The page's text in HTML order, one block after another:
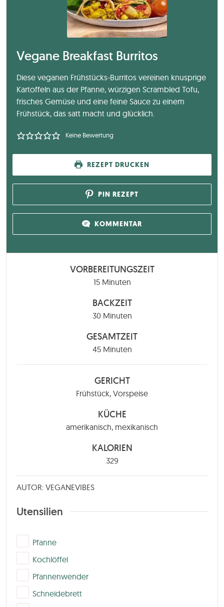
Vegane Breakfast Burritos
Diese veganen Frühstücks-Burritos vereinen knusprige
Kartoffeln aus der Pfanne, würzigen Scrambled Tofu,
frisches Gemüse und eine feine Sauce zu einem
Frühstück, das satt macht und glücklich.
Keine Bewertung
REZEPT DRUCKEN
PIN REZEPT
KOMMENTAR
VORBEREITUNGSZEIT
15Minuten
Minuten
BACKZEIT
30Minuten
Minuten
GESAMTZEIT
45Minuten
Minuten
GERICHT
Frühstück, Vorspeise
KÜCHE
amerikanisch, mexikanisch
KALORIEN
329
AUTOR: VEGANEVIBES
Utensilien
▢
Pfanne
▢
Kochlöffel
▢
Pfannenwender
▢
Schneidebrett